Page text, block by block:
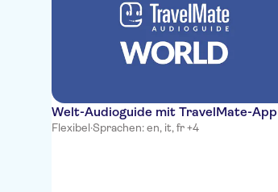
Welt-Audioguide mit TravelMate-App
Flexibel·Sprachen: en, it, fr +4